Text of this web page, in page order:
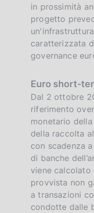
in prossimità
progetto
caratterizzata
governance
Euro short-
Dal 2 ottobre
riferimento
monetario
della raccolta
con scadenza
di banche
viene calcolato
provvista non
a transazioni
condotte dalle